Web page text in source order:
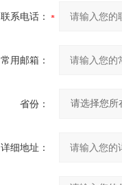
联系电话：
常用邮箱：
省份：
详细地址：